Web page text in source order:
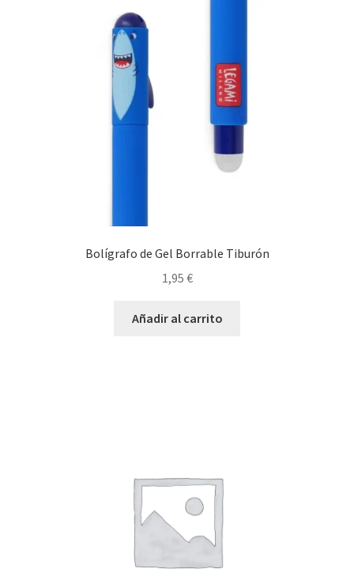
Bolígrafo de Gel Borrable Tiburón
1,95 €
Añadir al carrito